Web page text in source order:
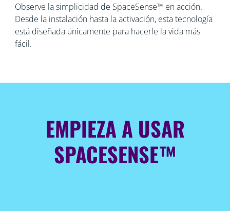
Observe la simplicidad de SpaceSense™ en acción.
Desde la instalación hasta la activación, esta tecnología
está diseñada únicamente para hacerle la vida más
fácil.
EMPIEZA A USAR
SPACESENSE™